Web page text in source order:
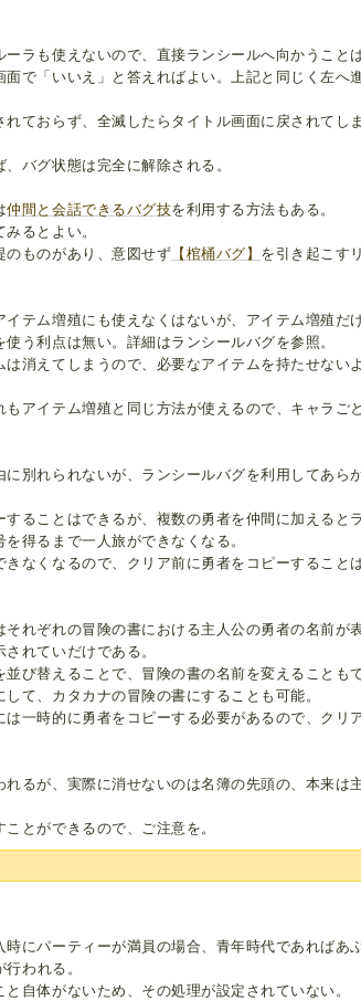
ラも使えないので、直接ランシールへ向かうことは
で「いいえ」と答えればよい。上記と同じく左へ
ておらず、全滅したらタイトル画面に戻されてし
バグ状態は完全に解除される。
仲間と会話できるバグ技を利用する方法もある。
るとよい。
のものがあり、意図せず 【棺桶バグ】 を引き起こす
テム増殖にも使えなくはないが、アイテム増殖だ
う利点は無い。詳細はランシールバグを参照。
消えてしまうので、必要なアイテムを持たせない
アイテム増殖と同じ方法が使えるので、キャラご
別れられないが、ランシールバグを利用してあら
ることはできるが、複数の勇者を仲間に加えると
得るまで一人旅ができなくなる。
なくなるので、クリア前に勇者をコピーすること
れぞれの冒険の書における主人公の勇者の名前が
れていだけである。
び替えることで、冒険の書の名前を変えることもで
して、カタカナの冒険の書にすることも可能。
一時的に勇者をコピーする必要があるので、クリ
るが、実際に消せないのは名簿の先頭の、本来は
とができるので、ご注意を。
にパーティーが満員の場合、青年時代であればあ
われる。
自体がないため、その処理が設定されていない。